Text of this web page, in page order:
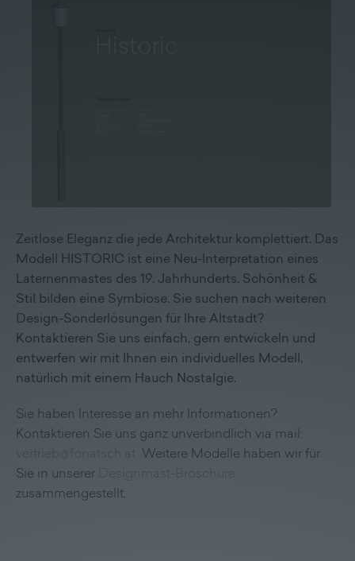
Zeitlose Eleganz die jede Architektur komplettiert. Das
Modell HISTORIC ist eine Neu-Interpretation eines
Laternenmastes des 19. Jahrhunderts. Schönheit &
Stil bilden eine Symbiose. Sie suchen nach weiteren
Design-Sonderlösungen für Ihre Altstadt?
Kontaktieren Sie uns einfach, gern entwickeln und
entwerfen wir mit Ihnen ein individuelles Modell,
natürlich mit einem Hauch Nostalgie.
Sie haben Interesse an mehr Informationen?
Kontaktieren Sie uns ganz unverbindlich via mail:
Weitere Modelle haben wir für
Sie in unserer
zusammengestellt.